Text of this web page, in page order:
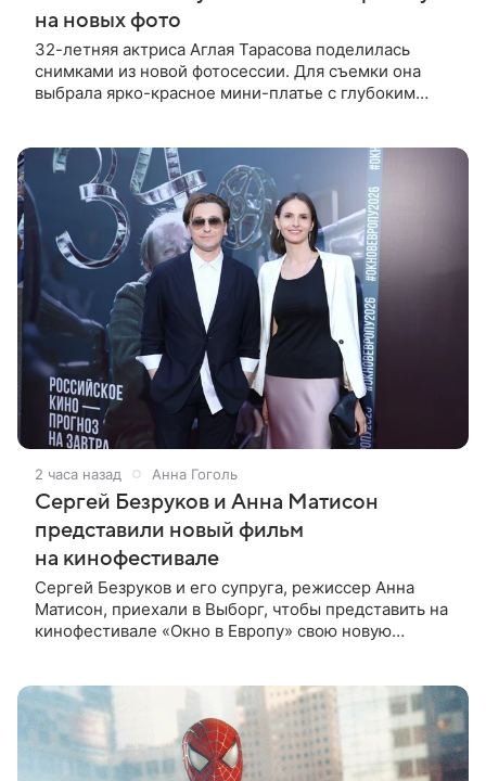
на новых фото
32-летняя актриса Аглая Тарасова поделилась
снимками из новой фотосессии. Для съемки она
выбрала ярко-красное мини-платье с глубоким
2 часа назад Анна Гоголь
Сергей Безруков и Анна Матисон
представили новый фильм
на кинофестивале
Сергей Безруков и его супруга, режиссер Анна
Матисон, приехали в Выборг, чтобы представить на
кинофестивале «Окно в Европу» свою новую